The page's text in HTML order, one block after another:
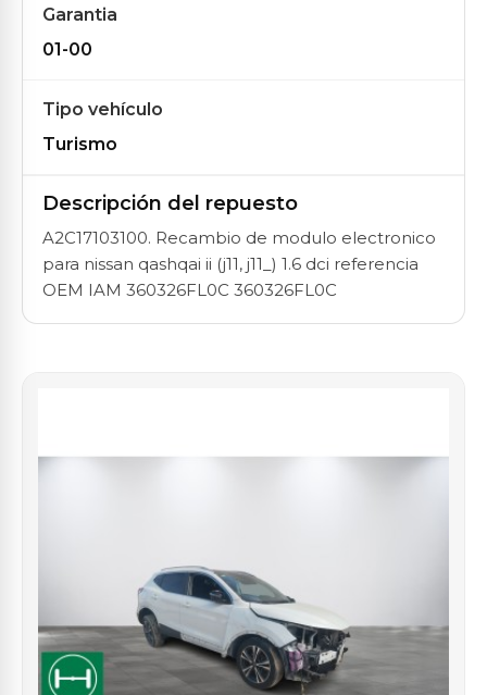
Garantia
01-00
Tipo vehículo
Turismo
Descripción del repuesto
A2C17103100. Recambio de modulo electronico
para nissan qashqai ii (j11, j11_) 1.6 dci referencia
OEM IAM 360326FL0C 360326FL0C